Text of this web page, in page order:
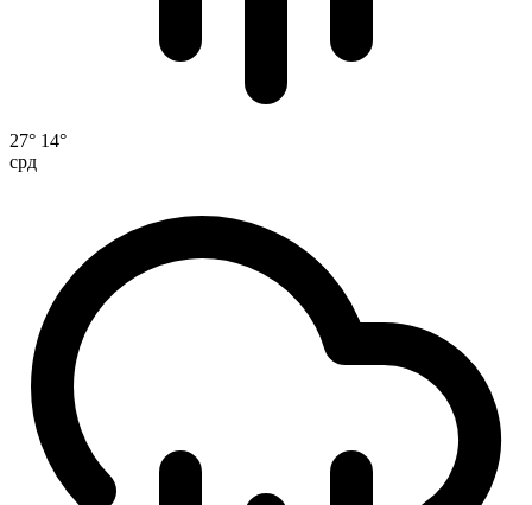
27° 14°
срд